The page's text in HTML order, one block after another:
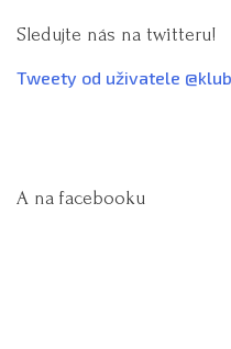
Sledujte nás na twitteru!
Tweety od uživatele
A na facebooku